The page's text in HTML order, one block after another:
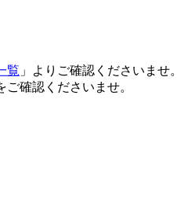
覧 」よりご確認くださいませ。
ご確認くださいませ。